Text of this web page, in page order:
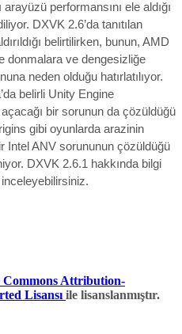
performansını ele aldığı
DXVK 2.6’da tanıtılan
belirtilirken, bunun, AMD
donmalara ve dengesizliğe
neden olduğu hatırlatılıyor.
belirli Unity Engine
bir sorunun da çözüldüğü
gibi oyunlarda arazinin
Intel ANV sorununun çözüldüğü
DXVK 2.6.1 hakkında bilgi
inceleyebilirsiniz.
Commons Attribution-
Lisansı ile lisanslanmıştır.